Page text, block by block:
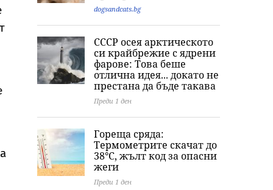
dogsandcats.bg
СССР осея арктическото
си крайбрежие с ядрени
фарове: Това беше
отлична идея... докато не
престана да бъде такава
Преди 1 ден
Гореща сряда:
Термометрите скачат до
38°C, жълт код за опасни
жеги
Преди 1 ден